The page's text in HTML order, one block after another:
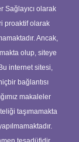
Sağlayıcı olarak
proaktif olarak
Ancak,
olup, siteye
internet sitesi,
bağlantısı
makaleler
taşımamakta